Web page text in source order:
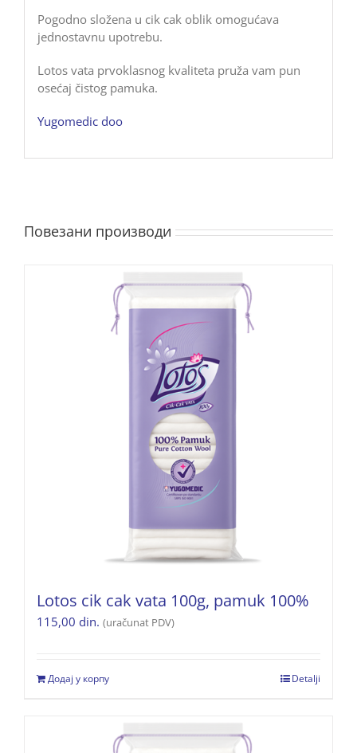
Pogodno složena u cik cak oblik omogućava
jednostavnu upotrebu.
Lotos vata prvoklasnog kvaliteta pruža vam pun
osećaj čistog pamuka.
Yugomedic doo
Повезани производи
Lotos cik cak vata 100g, pamuk 100%
115,00 din. (uračunat PDV)
Додај у корпу Detalji